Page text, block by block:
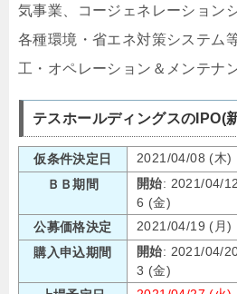
気事業、コージェネレーション
各種環境・省エネ対策システム
工・オペレーション＆メンテナ
テスホールディングスのIPO(
仮条件決定日
2021/04/08 (木)
ＢＢ期間
開始: 2021/04/
6 (金)
公募価格決定
2021/04/19 (月)
購入申込期間
開始: 2021/04/
3 (金)